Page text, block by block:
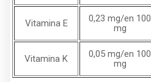
Vitamina E
0,23 mg/en 100
mg
Vitamina K
0,05 mg/en 100
mg